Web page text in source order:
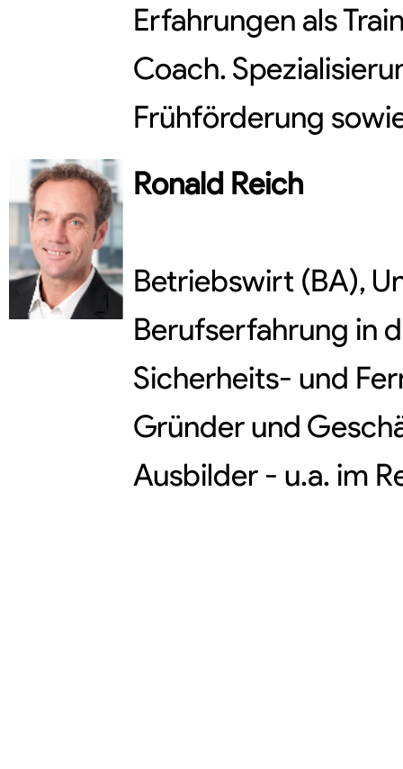
Erfahrungen als
Coach.
Frühförderung
Ronald Reich
Betriebswirt (BA),
Berufserfahrung in
Sicherheits- und
Gründer und
Ausbilder - u.a. im